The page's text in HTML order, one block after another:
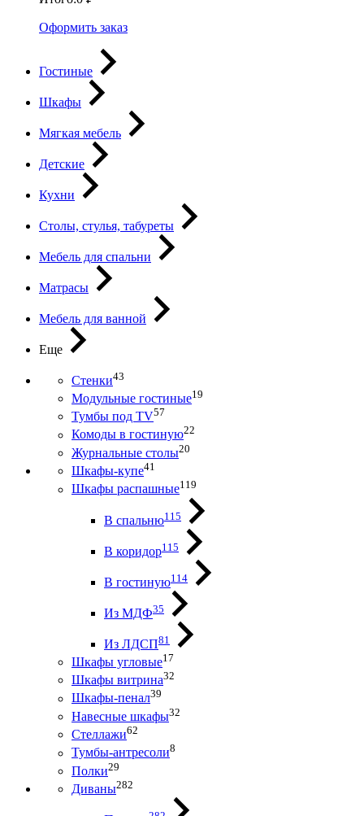
Оформить заказ
Гостиные
Шкафы
Мягкая мебель
Детские
Кухни
Столы, стулья, табуреты
Мебель для спальни
Матрасы
Мебель для ванной
Еще
Стенки43
Модульные гостиные19
Тумбы под ТV57
Комоды в гостиную22
Журнальные столы20
Шкафы-купе41
Шкафы распашные119
В спальню115
В коридор115
В гостиную114
Из МДФ35
Из ЛДСП81
Шкафы угловые17
Шкафы витрина32
Шкафы-пенал39
Навесные шкафы32
Стеллажи62
Тумбы-антресоли8
Полки29
Диваны282